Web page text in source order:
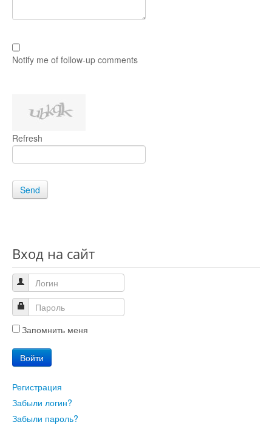
Notify me of follow-up comments
Refresh
Send
Вход на сайт
Запомнить меня
Войти
Регистрация
Забыли логин?
Забыли пароль?